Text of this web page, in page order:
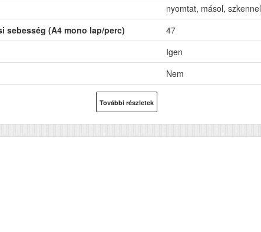
nyomtat, másol, szkennel
sebesség (A4 mono lap/perc)
47
Igen
Nem
lapolvasó)
Igen
További részletek